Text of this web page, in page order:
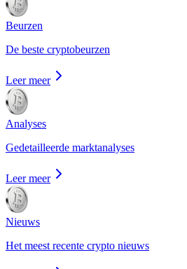
Beurzen
De beste cryptobeurzen
Leer meer
Analyses
Gedetailleerde marktanalyses
Leer meer
Nieuws
Het meest recente crypto nieuws